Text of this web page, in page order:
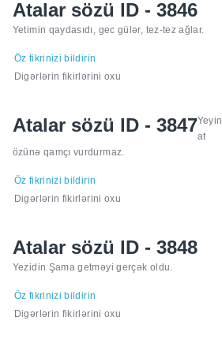
Atalar sözü ID - 3846
Yetimin qaydasıdı, gec gülər, tez-tez ağlar.
Öz fikrinizi bildirin
Digərlərin fikirlərini oxu
Atalar sözü ID - 3847Yeyin
at
özünə qamçı vurdurmaz.
Öz fikrinizi bildirin
Digərlərin fikirlərini oxu
Atalar sözü ID - 3848
Yezidin Şama getməyi gerçək oldu.
Öz fikrinizi bildirin
Digərlərin fikirlərini oxu